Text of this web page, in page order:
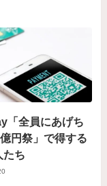
「全員にあげち
円祭」で得する
たち